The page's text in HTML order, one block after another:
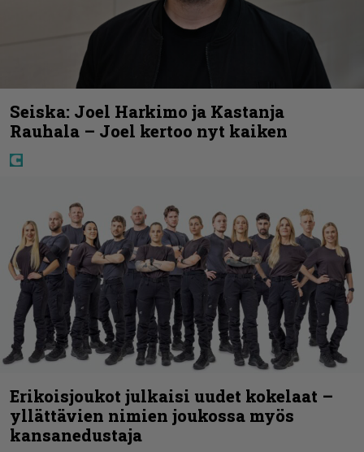
Seiska: Joel Harkimo ja Kastanja
Rauhala – Joel kertoo nyt kaiken
Erikoisjoukot julkaisi uudet kokelaat –
yllättävien nimien joukossa myös
kansanedustaja